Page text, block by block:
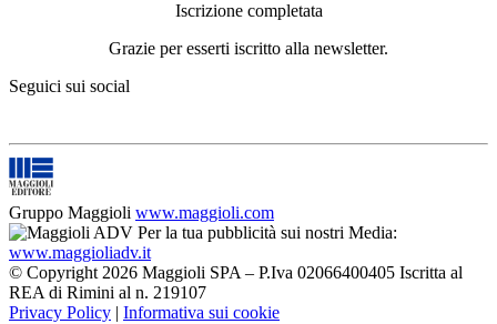
Iscrizione completata
Grazie per esserti iscritto alla newsletter.
Seguici sui social
Gruppo Maggioli www.maggioli.com
Per la tua pubblicità sui nostri Media:
www.maggioliadv.it
© Copyright 2026 Maggioli SPA – P.Iva 02066400405 Iscritta al
REA di Rimini al n. 219107
Privacy Policy | Informativa sui cookie